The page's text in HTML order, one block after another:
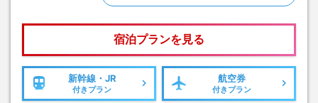
宿泊プランを見る
新幹線・JR
付きプラン
航空券
付きプラン